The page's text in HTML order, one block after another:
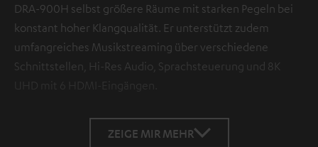
DRA-900H selbst größere Räume mit starken Pegeln bei
konstant hoher Klangqualität. Er unterstützt zudem
umfangreiches Musikstreaming über verschiedene
Schnittstellen, Hi-Res Audio, Sprachsteuerung und 8K
UHD mit 6 HDMI-Eingängen.
ZEIGE MIR MEHR